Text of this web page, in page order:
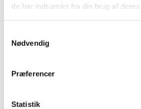
de har indsamlet fra din brug af
Nødvendig
Præferencer
Statistik